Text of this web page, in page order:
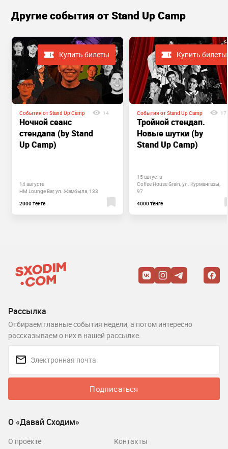
Другие cобытия от Stand Up Camp
Купить билеты
События от Stand Up Camp 14
Ночной сеанс
стендапа (by Stand
Up Camp)
14 августа
HM Lounge Bar, ул. Жамбыла, 133
2000 тенге
Купить билеты
События от Stand Up Camp 17
Тройной стендап.
Новые шутки (by
Stand Up Camp)
15 августа
Coffee House Grain, ул. Курмангазы,
97
4000 тенге
Рассылка
Отбираем главные события недели, а потом интересно
рассказываем о них в нашей рассылке.
Подписаться
О «Давай Сходим»
О проекте Контакты